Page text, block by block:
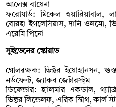
আলেক্স বায়েনা
ফরোয়ার্ড: মিকেল ওয়ারিয়াবাল,
বোরহা ইগলেসিয়াস, দানি ওলমো,
এরেমি পিনো
সুইডেনের স্কোয়াড
গোলরক্ষক: ভিক্টর ইয়োহানসন,
নর্ডফেল্ট, জ্যাকব জেটারস্ট্রম
ডিফেন্ডার: হ্যালমার একডাল,
ভিক্টর লিন্ডেলফ, এরিক স্মিথ, কার্ল